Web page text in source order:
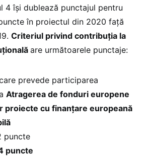
4 își dublează punctajul pentru
în proiectul din 2020 față
Criteriul privind contribuţia la
are următoarele punctaje:
prevede participarea
Atragerea de fonduri europene
proiecte cu finanţare europeană
puncte
puncte